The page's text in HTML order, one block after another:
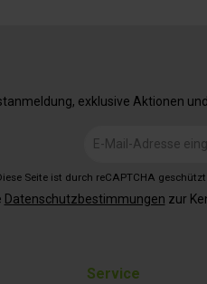
Service
exklusive Aktionen
Seite ist durch reCAPTCHA
Datenschutzbestimmungen zur